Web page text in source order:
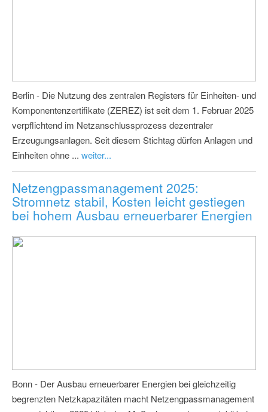
Berlin - Die Nutzung des zentralen Registers für Einheiten- und
Komponentenzertifikate (ZEREZ) ist seit dem 1. Februar 2025
verpflichtend im Netzanschlussprozess dezentraler
Erzeugungsanlagen. Seit diesem Stichtag dürfen Anlagen und
Einheiten ohne ... weiter...
Netzengpassmanagement 2025:
Stromnetz stabil, Kosten leicht gestiegen
bei hohem Ausbau erneuerbarer Energien
Bonn - Der Ausbau erneuerbarer Energien bei gleichzeitig
begrenzten Netzkapazitäten macht Netzengpassmanagement